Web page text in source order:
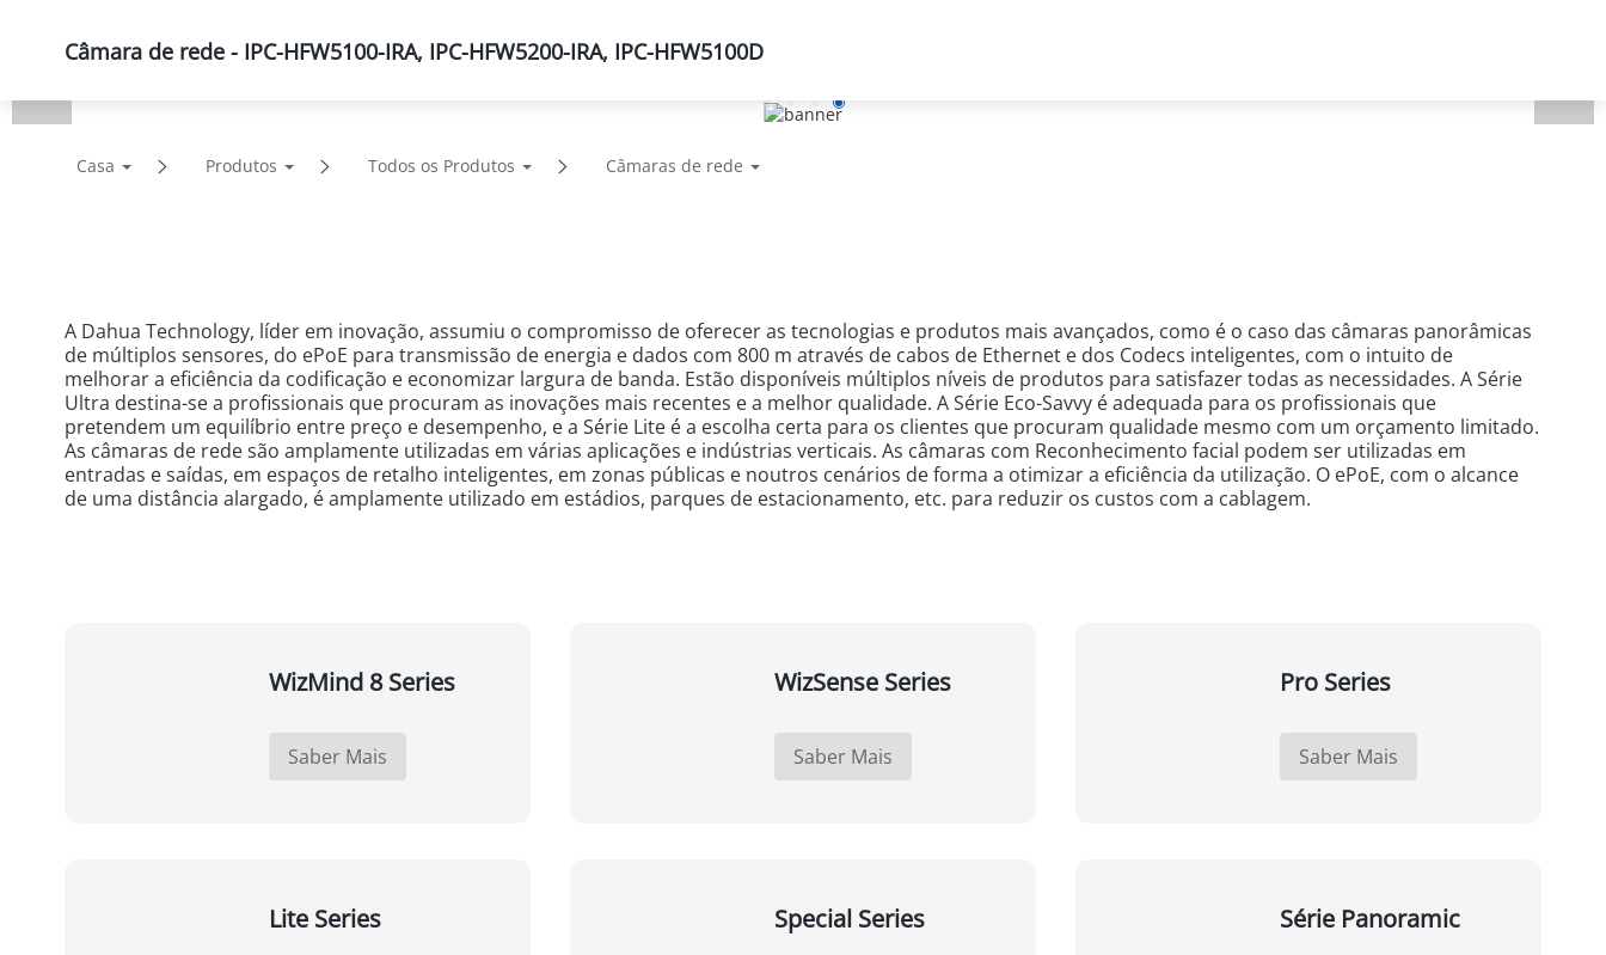
Produtos Soluções Suporte Parceiros
Casa Produtos Todos os Produtos Câmaras de rede
Câmara de rede - IPC-HFW5100-IRA, IPC-HFW5200-IRA, IPC-HFW5100D
A Dahua Technology, líder em inovação, assumiu o compromisso de oferecer as tecnologias e produtos mais avançados, como é o caso das câmaras panorâmicas
de múltiplos sensores, do ePoE para transmissão de energia e dados com 800 m através de cabos de Ethernet e dos Codecs inteligentes, com o intuito de
melhorar a eficiência da codificação e economizar largura de banda. Estão disponíveis múltiplos níveis de produtos para satisfazer todas as necessidades. A Série
Ultra destina-se a profissionais que procuram as inovações mais recentes e a melhor qualidade. A Série Eco-Savvy é adequada para os profissionais que
pretendem um equilíbrio entre preço e desempenho, e a Série Lite é a escolha certa para os clientes que procuram qualidade mesmo com um orçamento limitado.
As câmaras de rede são amplamente utilizadas em várias aplicações e indústrias verticais. As câmaras com Reconhecimento facial podem ser utilizadas em
entradas e saídas, em espaços de retalho inteligentes, em zonas públicas e noutros cenários de forma a otimizar a eficiência da utilização. O ePoE, com o alcance
de uma distância alargado, é amplamente utilizado em estádios, parques de estacionamento, etc. para reduzir os custos com a cablagem.
WizMind 8 Series
Saber Mais
WizSense Series
Saber Mais
Pro Series
Saber Mais
Lite Series Special Series Série Panoramic